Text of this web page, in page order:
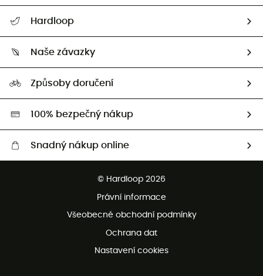
Vrácení zboží a peněz
Hardloop
Naši Ambasadoři
Naše závazky
Second hand
HardGreen
Způsoby doručení
100% bezpečný nákup
Snadný nákup online
Bezplatné vrácení do 100 dnů
Bezplatná zákaznická služba
© Hardloop 2026
Právní informace
Všeobecné obchodní podmínky
Ochrana dat
Nastavení cookies